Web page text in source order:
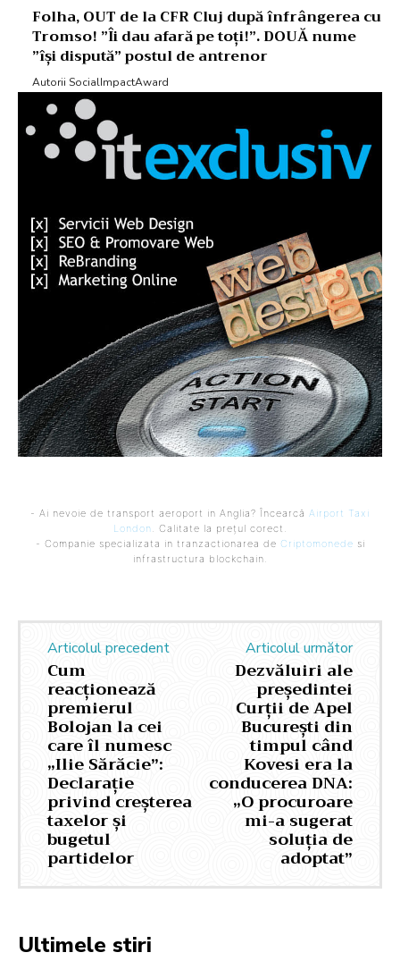
Folha, OUT de la CFR Cluj după înfrângerea cu
Tromso! ”Îi dau afară pe toți!”. DOUĂ nume
”își dispută” postul de antrenor
Autorii SocialImpactAward
- Ai nevoie de transport aeroport in Anglia? Încearcă Airport Taxi
London. Calitate la prețul corect.
- Companie specializata in tranzactionarea de Criptomonede si
infrastructura blockchain.
Articolul precedent
Cum
reacționează
premierul
Bolojan la cei
care îl numesc
„Ilie Sărăcie”:
Declarație
privind creșterea
taxelor și
bugetul
partidelor
Articolul următor
Dezvăluiri ale
președintei
Curții de Apel
București din
timpul când
Kovesi era la
conducerea DNA:
„O procuroare
mi-a sugerat
soluția de
adoptat”
Ultimele stiri